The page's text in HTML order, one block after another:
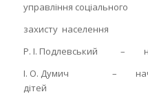
управління соціального
захисту населення
Р. І. Подлевський –
І. О. Думич –
дітей